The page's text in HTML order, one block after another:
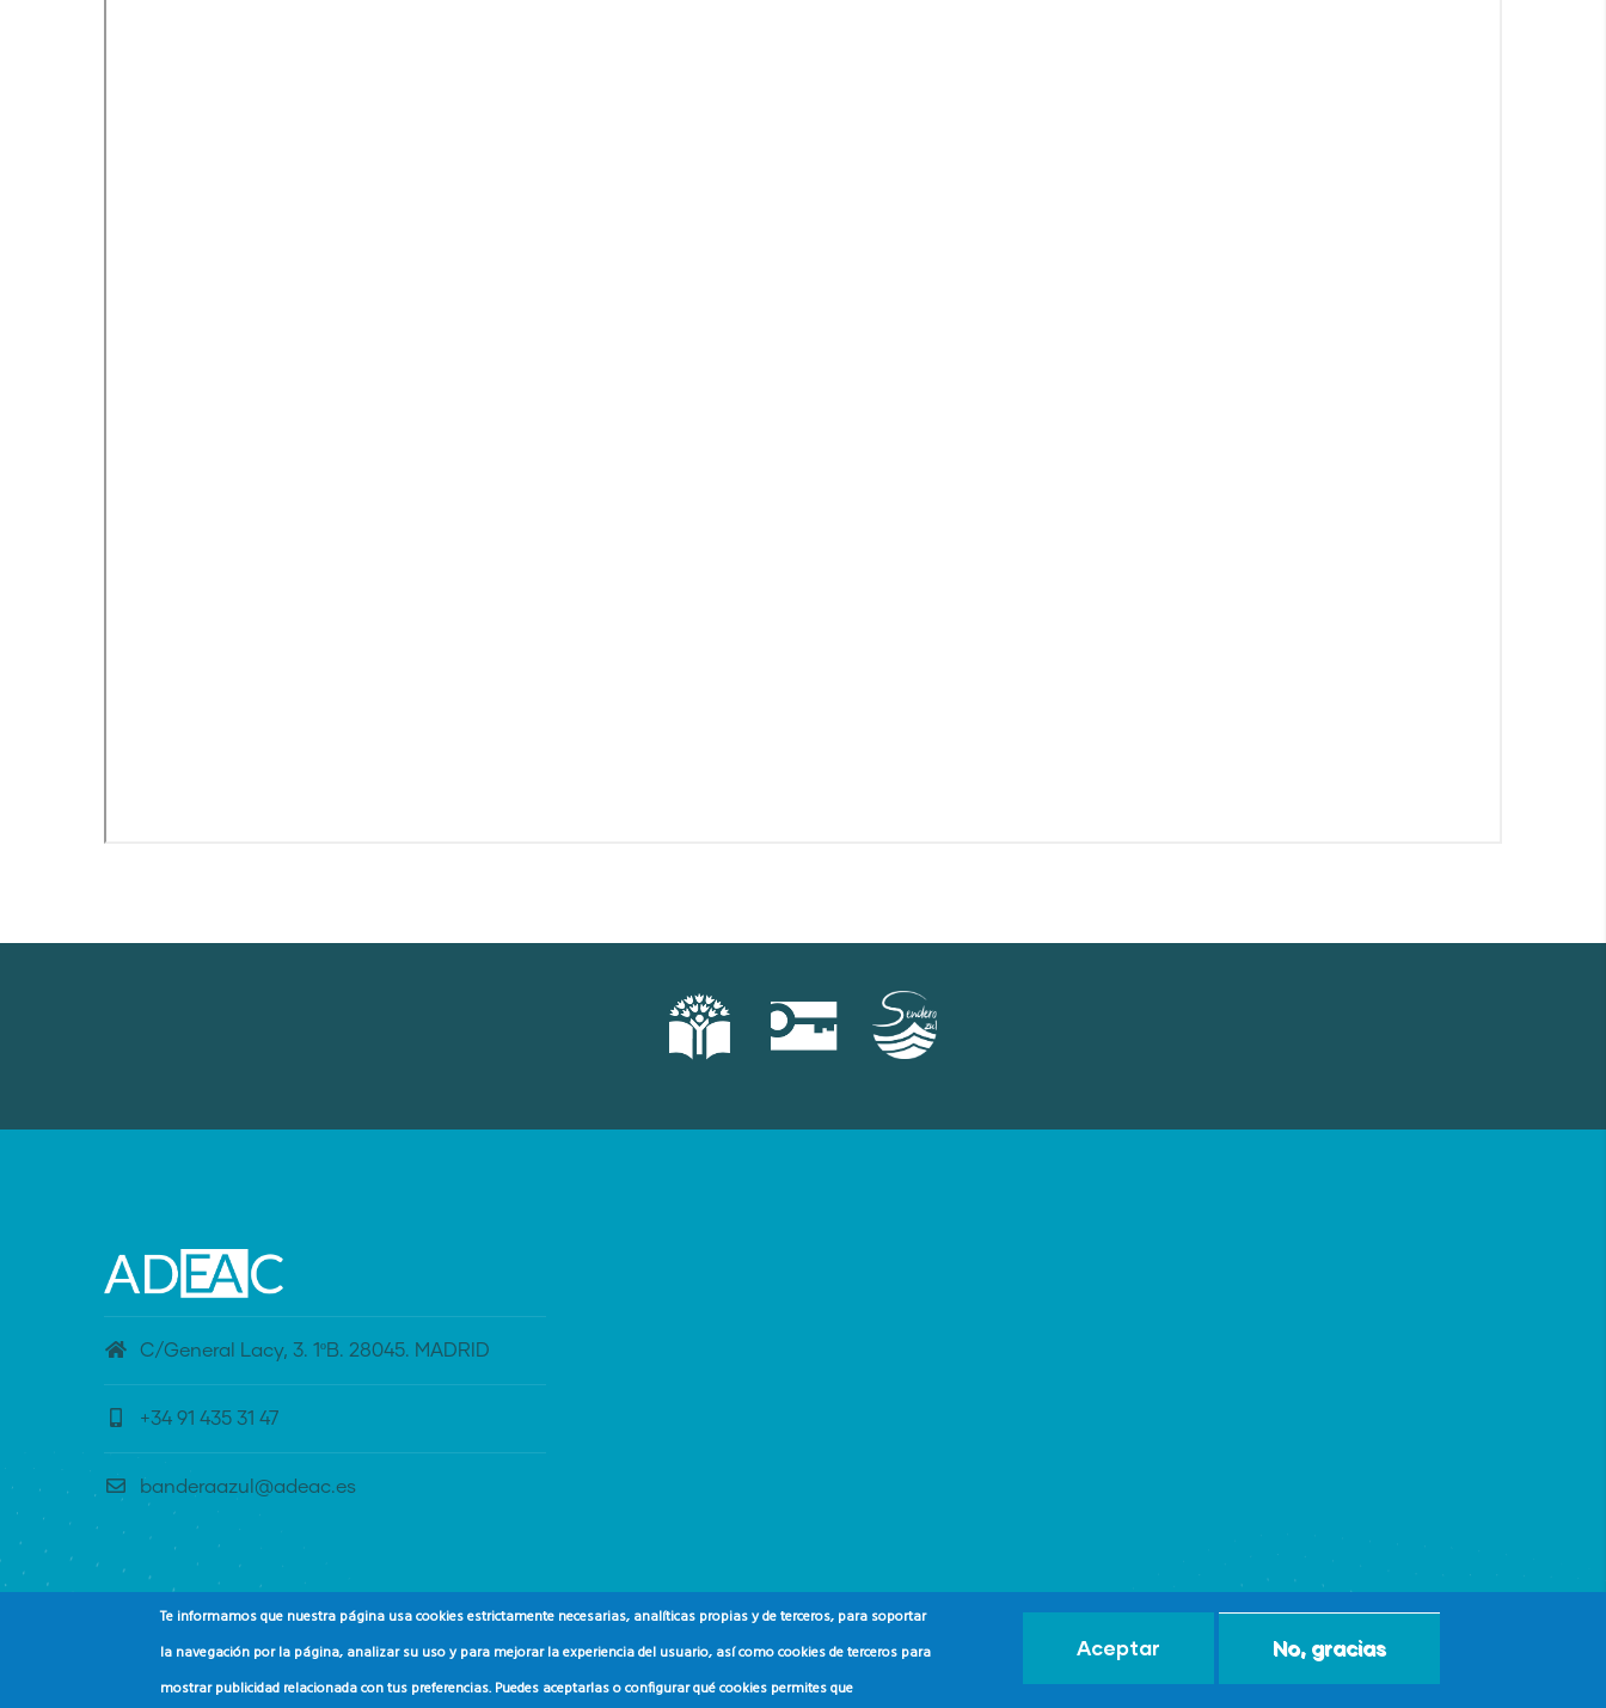
C/General Lacy, 3. 1ºB. 28045. MADRID
+34 91 435 31 47
banderaazul@adeac.es
Te informamos que nuestra página usa cookies estrictamente necesarias, analíticas propias y de terceros, para soportar
la navegación por la página, analizar su uso y para mejorar la experiencia del usuario, así como cookies de terceros para
mostrar publicidad relacionada con tus preferencias. Puedes aceptarlas o configurar qué cookies permites que
Aceptar No, gracias